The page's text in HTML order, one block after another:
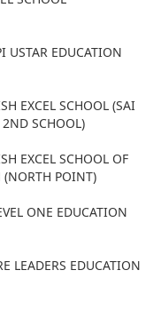
USTAR EDUCATION
EXCEL SCHOOL (SAI
SCHOOL)
EXCEL SCHOOL OF
(NORTH POINT)
ONE EDUCATION
LEADERS EDUCATION